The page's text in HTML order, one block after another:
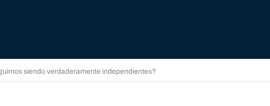
siendo verdaderamente independientes?